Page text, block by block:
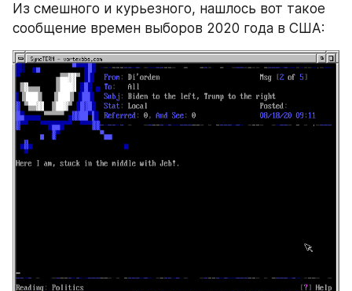
Из смешного и курьезного, нашлось вот такое
сообщение времен выборов 2020 года в США: